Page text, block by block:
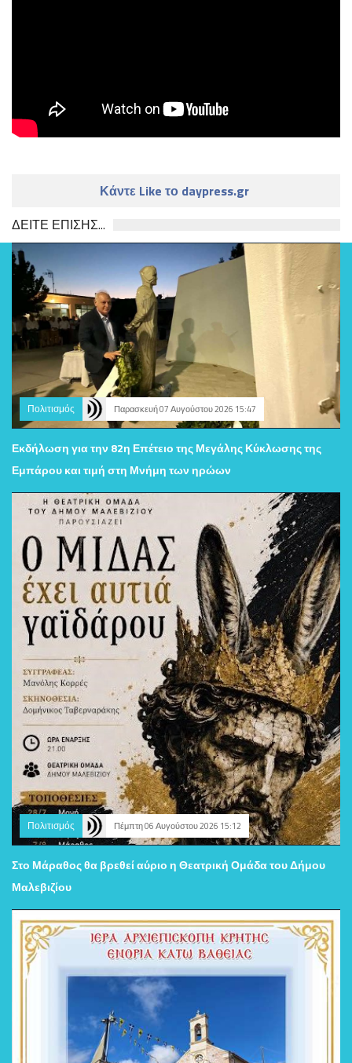
Κάντε Like το daypress.gr
ΔΕΙΤΕ ΕΠΙΣΗΣ...
Πολιτισμός Παρασκευή 07 Αυγούστου 2026 15:47
Εκδήλωση για την 82η Επέτειο της Μεγάλης Κύκλωσης της
Εμπάρου και τιμή στη Μνήμη των ηρώων
Πολιτισμός Πέμπτη 06 Αυγούστου 2026 15:12
Στο Μάραθος θα βρεθεί αύριο η Θεατρική Ομάδα του Δήμου
Μαλεβιζίου